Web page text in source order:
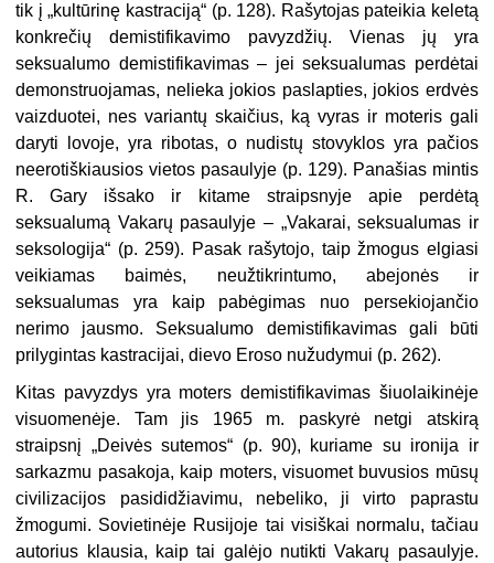
tik į „kultūrinę kastraciją“ (p. 128). Rašytojas pateikia keletą
konkrečių demistifikavimo pavyzdžių. Vienas jų yra
seksualumo demistifikavimas – jei seksualumas perdėtai
demonstruojamas, nelieka jokios paslapties, jokios erdvės
vaizduotei, nes variantų skaičius, ką vyras ir moteris gali
daryti lovoje, yra ribotas, o nudistų stovyklos yra pačios
neerotiškiausios vietos pasaulyje (p. 129). Panašias mintis
R. Gary išsako ir kitame straipsnyje apie perdėtą
seksualumą Vakarų pasaulyje – „Vakarai, seksualumas ir
seksologija“ (p. 259). Pasak rašytojo, taip žmogus elgiasi
veikiamas baimės, neužtikrintumo, abejonės ir
seksualumas yra kaip pabėgimas nuo persekiojančio
nerimo jausmo. Seksualumo demistifikavimas gali būti
prilygintas kastracijai, dievo Eroso nužudymui (p. 262).
Kitas pavyzdys yra moters demistifikavimas šiuolaikinėje
visuomenėje. Tam jis 1965 m. paskyrė netgi atskirą
straipsnį „Deivės sutemos“ (p. 90), kuriame su ironija ir
sarkazmu pasakoja, kaip moters, visuomet buvusios mūsų
civilizacijos pasididžiavimu, nebeliko, ji virto paprastu
žmogumi. Sovietinėje Rusijoje tai visiškai normalu, tačiau
autorius klausia, kaip tai galėjo nutikti Vakarų pasaulyje.